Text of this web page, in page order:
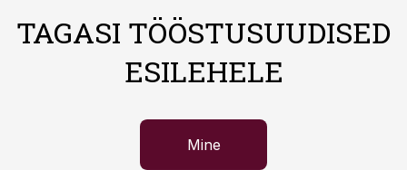
TAGASI TÖÖSTUSUUDISED
ESILEHELE
Mine